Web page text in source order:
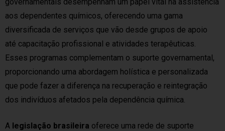
aos dependentes químicos, oferecendo uma gama
diversificada de serviços que vão desde grupos de apoio
até capacitação profissional e atividades terapêuticas.
Esses programas complementam o suporte governamental,
proporcionando uma abordagem holística e personalizada
que pode fazer a diferença na recuperação e reintegração
dos indivíduos afetados pela dependência química.
A legislação brasileira oferece uma rede de suporte